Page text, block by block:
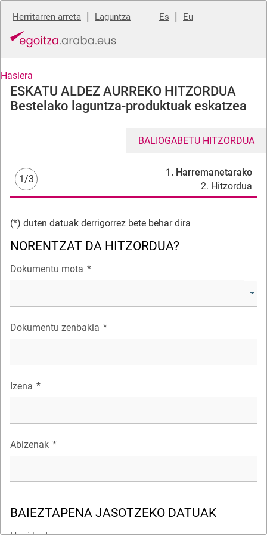
Herritarren arreta Laguntza Es Eu
Hasiera
ESKATU ALDEZ AURREKO HITZORDUA
Bestelako laguntza-produktuak eskatzea
BALIOGABETU HITZORDUA
1/3
1. Harremanetarako
2. Hitzordua
(*) duten datuak derrigorrez bete behar dira
NORENTZAT DA HITZORDUA?
Dokumentu mota *
Dokumentu zenbakia *
Izena *
Abizenak *
BAIEZTAPENA JASOTZEKO DATUAK